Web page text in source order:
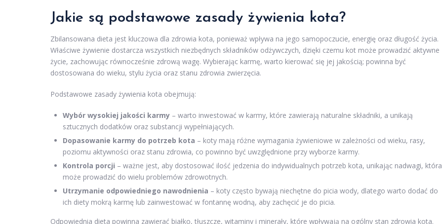
Jakie są podstawowe zasady żywienia kota?
Zbilansowana dieta jest kluczowa dla zdrowia kota, ponieważ wpływa na jego samopoczucie, energię oraz długość życia.
Właściwe żywienie dostarcza wszystkich niezbędnych składników odżywczych, dzięki czemu kot może prowadzić aktywne
życie, zachowując równocześnie zdrową wagę. Wybierając karmę, warto kierować się jej jakością; powinna być
dostosowana do wieku, stylu życia oraz stanu zdrowia zwierzęcia.
Podstawowe zasady żywienia kota obejmują:
Wybór wysokiej jakości karmy – warto inwestować w karmy, które zawierają naturalne składniki, a unikają
sztucznych dodatków oraz substancji wypełniających.
Dopasowanie karmy do potrzeb kota – koty mają różne wymagania żywieniowe w zależności od wieku, rasy,
poziomu aktywności oraz stanu zdrowia, co powinno być uwzględnione przy wyborze karmy.
Kontrola porcji – ważne jest, aby dostosować ilość jedzenia do indywidualnych potrzeb kota, unikając nadwagi, która
może prowadzić do wielu problemów zdrowotnych.
Utrzymanie odpowiedniego nawodnienia – koty często bywają niechętne do picia wody, dlatego warto dodać do
ich diety mokrą karmę lub zainwestować w fontannę wodną, aby zachęcić je do picia.
Odpowiednia dieta powinna zawierać białko, tłuszcze, witaminy i minerały, które wpływają na ogólny stan zdrowia kota.